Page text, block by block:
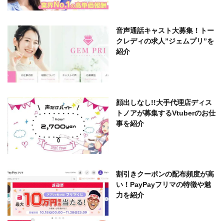
音声通話キャスト大募集！トー
クレディの求人”ジェムプリ”を
紹介
顔出しなし!!大手代理店ディス
トノアが募集するVtuberのお仕
事を紹介
割引きクーポンの配布頻度が高
い！PayPayフリマの特徴や魅
力を紹介